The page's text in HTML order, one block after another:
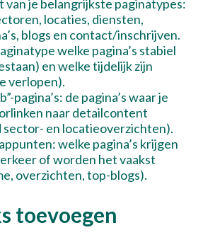
van je belangrijkste paginatypes:
locaties, diensten,
blogs en contact/inschrijven.
welke pagina’s stabiel
en welke tijdelijk zijn
verlopen).
pagina’s: de pagina’s waar je
naar detailcontent
sector- en locatieoverzichten).
welke pagina’s krijgen
of worden het vaakst
overzichten, top-blogs).
toevoegen